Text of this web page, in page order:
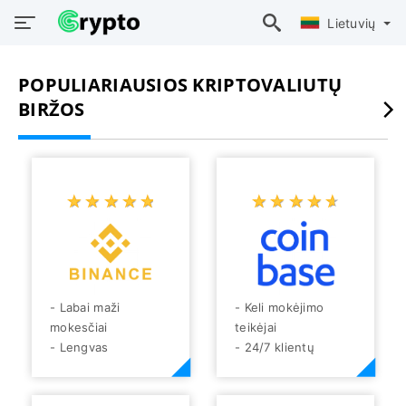
Lietuvių
POPULIARIAUSIOS KRIPTOVALIUTŲ
BIRŽOS
☆ ☆ ☆ ☆ ☆
★ ★ ★ ★ ★
- Labai maži
mokesčiai
- Lengvas
☆ ☆ ☆ ☆ ☆
★ ★ ★ ★ ★
- Keli mokėjimo
teikėjai
- 24/7 klientų